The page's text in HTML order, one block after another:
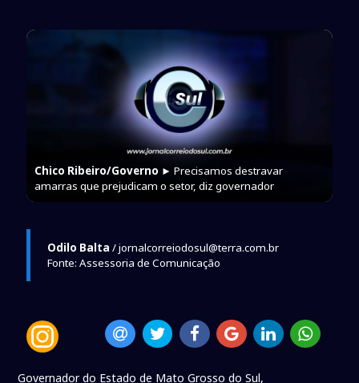
Chico Ribeiro/Governo ► Precisamos destravar
amarras que prejudicam o setor, diz governador
Odilo Balta / jornalcorreiodosul@terra.com.br
Fonte: Assessoria de Comunicação
Governador do Estado de Mato Grosso do Sul,